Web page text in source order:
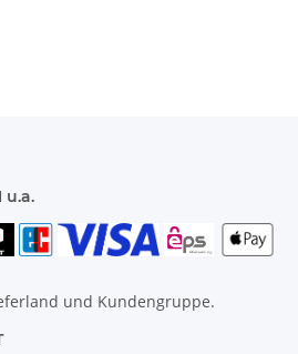
u.a.
und Kundengruppe.